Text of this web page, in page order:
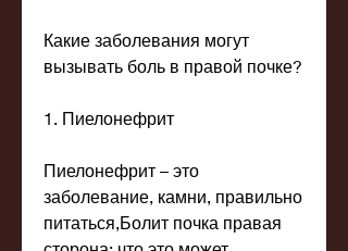
Какие заболевания могут
вызывать боль в правой почке?
1. Пиелонефрит
Пиелонефрит – это
заболевание, камни, правильно
питаться,Болит почка правая